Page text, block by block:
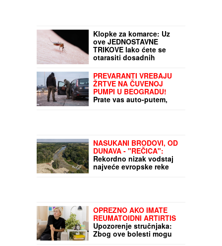
Klopke za komarce: Uz
ove JEDNOSTAVNE
TRIKOVE lako ćete se
otarasiti dosadnih
možete napraviti sami, a
za drugu vam ne treba
BAŠ NIŠTA
PREVARANTI VREBAJU
ŽRTVE NA ČUVENOJ
PUMPI U BEOGRADU!
Prate vas auto-putem,
nude "pomoć", pa urade
NASUKANI BRODOVI, OD
DUNAVA - "REČICA":
Rekordno nizak vodstaj
najveće evropske reke
ostavlja posledice u
OPREZNO AKO IMATE
REUMATOIDNI ARTIRTIS
Upozorenje stručnjaka:
Zbog ove bolesti mogu
da stradaju i pluća, srce,